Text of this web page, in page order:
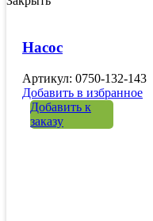
Насос
Артикул: 0750-132-143
Добавить в избранное
Добавить к
заказу